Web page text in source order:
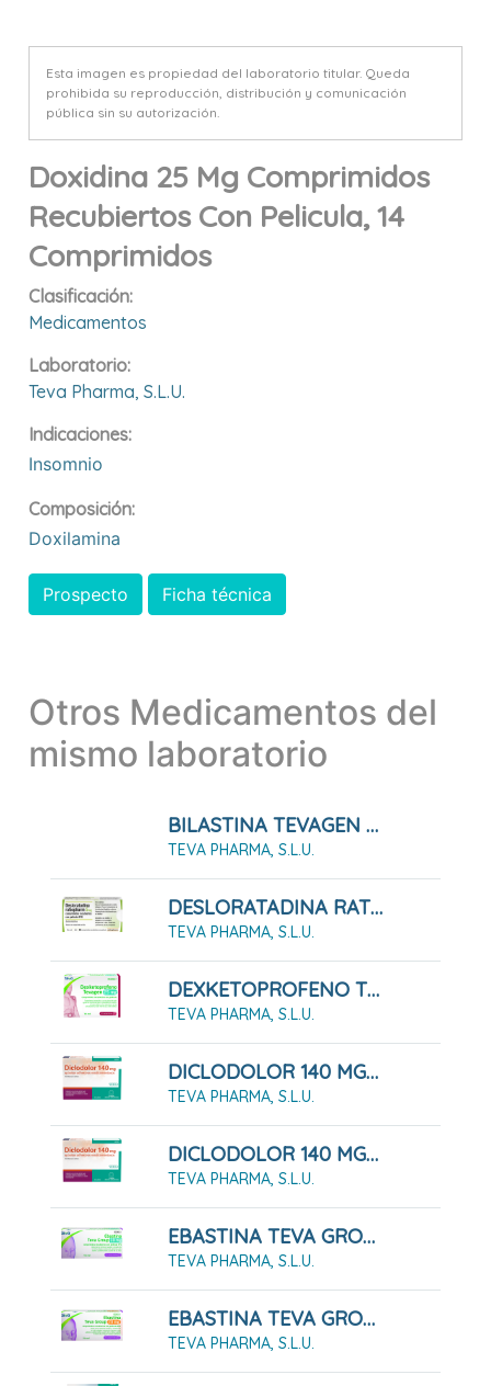
Esta imagen es propiedad del laboratorio titular. Queda
prohibida su reproducción, distribución y comunicación
pública sin su autorización.
Doxidina 25 Mg Comprimidos
Recubiertos Con Pelicula, 14
Comprimidos
Clasificación:
Medicamentos
Laboratorio:
Teva Pharma, S.l.u.
Indicaciones:
Insomnio
Composición:
Doxilamina
Prospecto Ficha técnica
Otros Medicamentos del
mismo laboratorio
BILASTINA TEVAGEN 20 MG COMPRIMIDOS EFG
TEVA PHARMA, S.L.U.
DESLORATADINA RATIOPHARM 5 MG COMPRIMIDOS RECUBIERTOS CON PELICULA EFG
TEVA PHARMA, S.L.U.
DEXKETOPROFENO TEVAGEN 25 MG COMPRIMIDOS RECUBIERTOS CON PELÍCULA EFG 10 COMPRIMIDOS
TEVA PHARMA, S.L.U.
DICLODOLOR 140 MG APOSITOS ADHESIVOS MEDICAMENTOSOS 10 Apósitos
TEVA PHARMA, S.L.U.
DICLODOLOR 140 MG APOSITOS ADHESIVOS MEDICAMENTOSOS 5 Apósitos
TEVA PHARMA, S.L.U.
EBASTINA TEVA GROUP 10 MG COMPRIMIDOS RECUBIERTOS CON PELÍCULA EFG 20 COMPRIMIDOS
TEVA PHARMA, S.L.U.
EBASTINA TEVA GROUP 20 MG COMPRIMIDOS RECUBIERTOS CON PELÍCULA EFG 20 COMPRIMIDOS
TEVA PHARMA, S.L.U.